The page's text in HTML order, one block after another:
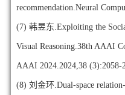
recommendation.Neural
(7) 韩昱东.Exploiting the
Visual Reasoning.38th AAAI
AAAI 2024.2024,38 (3):2058-
(8) 刘金环.Dual-space